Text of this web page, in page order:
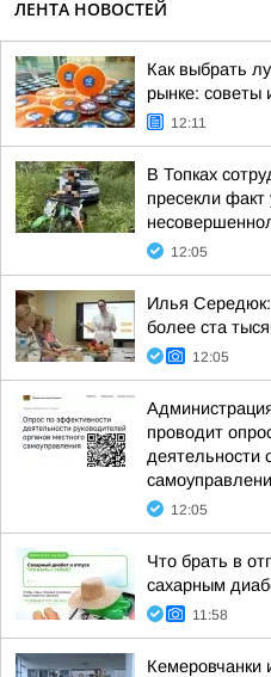
ЛЕНТА НОВОСТЕЙ
Как выбрать
рынке: советы
12:11
В Топках
пресекли
12:05
Илья
более ста
12:05
проводит
деятельности
12:05
Что брать в
сахарным
11:58